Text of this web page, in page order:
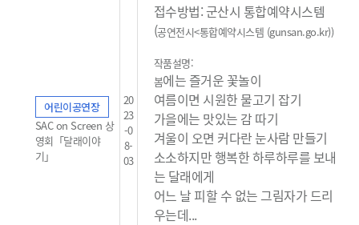
어린이공연장
SAC on Screen 상
영회「달래이야
기」
20
23
-0
8-
03
접수방법: 군산시 통합예약시스템
(공연전시<통합예약시스템 (gunsan.go.kr))
작품설명:
봄에는 즐거운 꽃놀이
여름이면 시원한 물고기 잡기
가을에는 맛있는 감 따기
겨울이 오면 커다란 눈사람 만들기
소소하지만 행복한 하루하루를 보내
는 달래에게
어느 날 피할 수 없는 그림자가 드리
우는데...